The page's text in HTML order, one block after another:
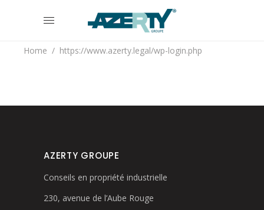
Home / https://www.azerty.legal/wp-login.php
AZERTY GROUPE
Conseils en propriété industrielle
230, avenue de l’Aube Rouge